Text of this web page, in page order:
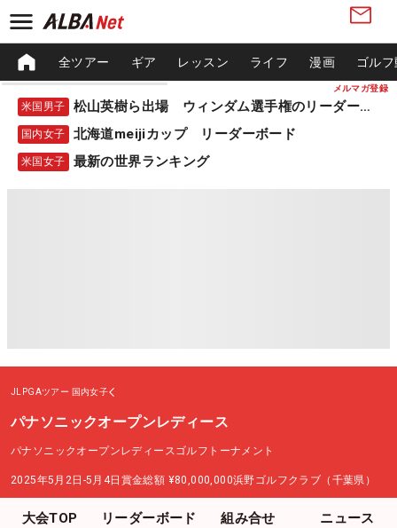
メルマガ登録
全ツアー ギア レッスン ライフ 漫画 ゴル
米国男子 松山英樹ら出場 ウィンダム選手権のリーダーボード
国内女子 北海道meijiカップ リーダーボード
米国女子 最新の世界ランキング
JLPGAツアー 国内女子
パナソニックオープンレディース
パナソニックオープンレディースゴルフトーナメント
2025年5月2日-5月4日 賞金総額 ¥80,000,000浜野ゴルフクラブ（千葉県）
大会TOP リーダーボード 組み合せ ニュース